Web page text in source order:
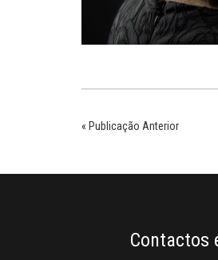
« Publicação Anterior
Contactos